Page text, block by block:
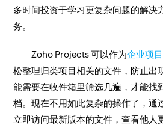
多时间投资于学习更复杂问题的解决
务。
Zoho Projects 可以作为企业项
松整理归类项目相关的文件，防止出
能需要在收件箱里筛选几遍，才能找
档。现在不用如此复杂的操作了，通
立即访问最新版本的文件，查看他人